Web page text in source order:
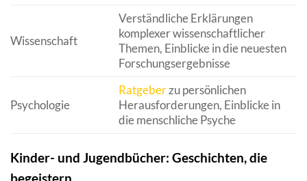
Wissenschaft
Verständliche Erklärungen
komplexer wissenschaftlicher
Themen, Einblicke in die neuesten
Forschungsergebnisse
Psychologie
Ratgeberzu persönlichen
Herausforderungen, Einblicke in
die menschliche Psyche
Kinder- und Jugendbücher: Geschichten, die
begeistern